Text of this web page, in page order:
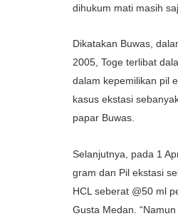
dihukum mati masih
Dikatakan Buwas,
2005, Toge terlibat
dalam kepemilikan pil
kasus ekstasi
papar Buwas.
Selanjutnya, pada 1
gram dan Pil ekstasi
HCL seberat @50 ml
Gusta Medan.